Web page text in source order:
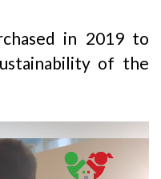
in 2019 to
of the